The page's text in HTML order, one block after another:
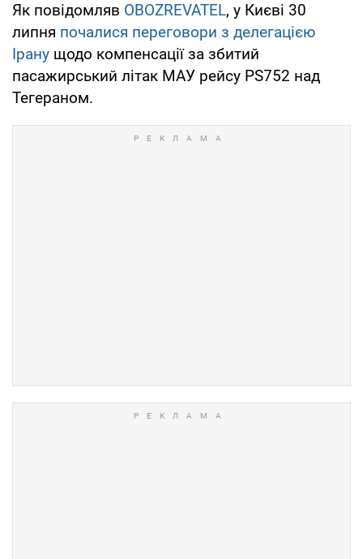
Як повідомляв OBOZREVATEL, у Києві 30
липня почалися переговори з делегацією
Ірану щодо компенсації за збитий
пасажирський літак МАУ рейсу PS752 над
Тегераном.